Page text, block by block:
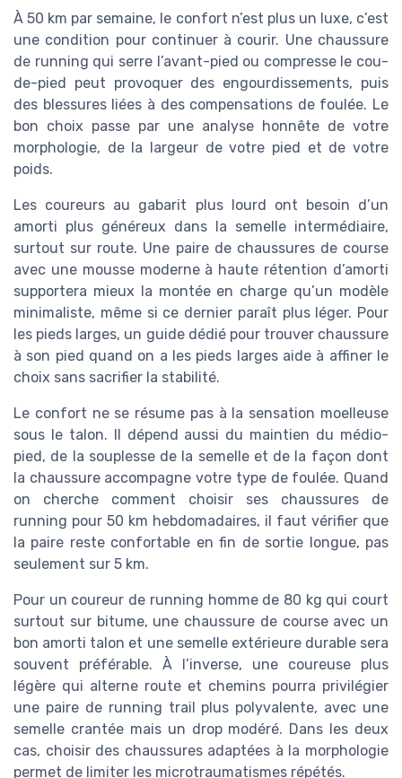
À 50 km par semaine, le confort n’est plus un luxe, c’est
une condition pour continuer à courir. Une chaussure
de running qui serre l’avant-pied ou compresse le cou-
de-pied peut provoquer des engourdissements, puis
des blessures liées à des compensations de foulée. Le
bon choix passe par une analyse honnête de votre
morphologie, de la largeur de votre pied et de votre
poids.
Les coureurs au gabarit plus lourd ont besoin d’un
amorti plus généreux dans la semelle intermédiaire,
surtout sur route. Une paire de chaussures de course
avec une mousse moderne à haute rétention d’amorti
supportera mieux la montée en charge qu’un modèle
minimaliste, même si ce dernier paraît plus léger. Pour
les pieds larges, un guide dédié pour trouver chaussure
à son pied quand on a les pieds larges aide à affiner le
choix sans sacrifier la stabilité.
Le confort ne se résume pas à la sensation moelleuse
sous le talon. Il dépend aussi du maintien du médio-
pied, de la souplesse de la semelle et de la façon dont
la chaussure accompagne votre type de foulée. Quand
on cherche comment choisir ses chaussures de
running pour 50 km hebdomadaires, il faut vérifier que
la paire reste confortable en fin de sortie longue, pas
seulement sur 5 km.
Pour un coureur de running homme de 80 kg qui court
surtout sur bitume, une chaussure de course avec un
bon amorti talon et une semelle extérieure durable sera
souvent préférable. À l’inverse, une coureuse plus
légère qui alterne route et chemins pourra privilégier
une paire de running trail plus polyvalente, avec une
semelle crantée mais un drop modéré. Dans les deux
cas, choisir des chaussures adaptées à la morphologie
permet de limiter les microtraumatismes répétés.